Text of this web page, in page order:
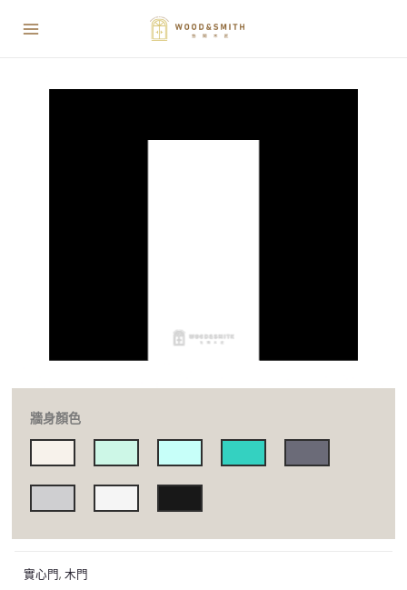
牆身顏色
實心門,木門